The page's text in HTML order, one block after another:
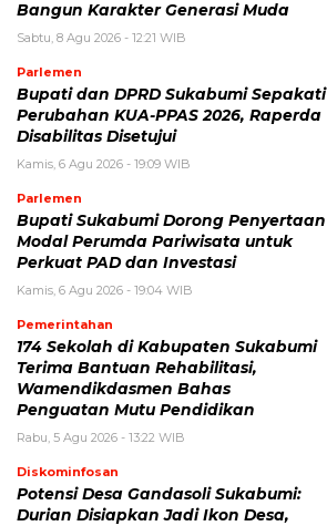
Bangun Karakter Generasi Muda
Sabtu, 8 Agu 2026 - 12:21 WIB
Parlemen
Bupati dan DPRD Sukabumi Sepakati
Perubahan KUA-PPAS 2026, Raperda
Disabilitas Disetujui
Kamis, 6 Agu 2026 - 19:09 WIB
Parlemen
Bupati Sukabumi Dorong Penyertaan
Modal Perumda Pariwisata untuk
Perkuat PAD dan Investasi
Kamis, 6 Agu 2026 - 19:04 WIB
Pemerintahan
174 Sekolah di Kabupaten Sukabumi
Terima Bantuan Rehabilitasi,
Wamendikdasmen Bahas
Penguatan Mutu Pendidikan
Rabu, 5 Agu 2026 - 13:22 WIB
Diskominfosan
Potensi Desa Gandasoli Sukabumi:
Durian Disiapkan Jadi Ikon Desa,